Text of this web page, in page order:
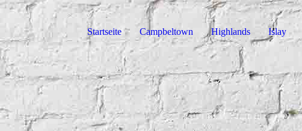
Startseite Campbeltown Highlands Islay